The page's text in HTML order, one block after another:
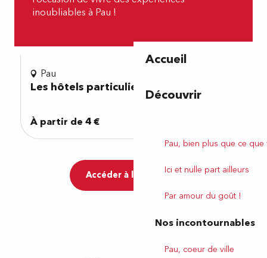
Accueil
Découvrir
Pau, bien plus que ce
Ici et nulle part ailleurs
Par amour du goût !
Nos incontournables
Pau, coeur de ville
inoubliables à Pau !
Pau
Les hôtels particuliers de la rue Joffre
à partir de 4€
Accéder à la boutique